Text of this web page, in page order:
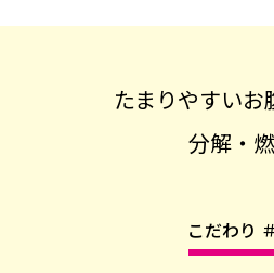
たまりやすいお
分解・
こだわり